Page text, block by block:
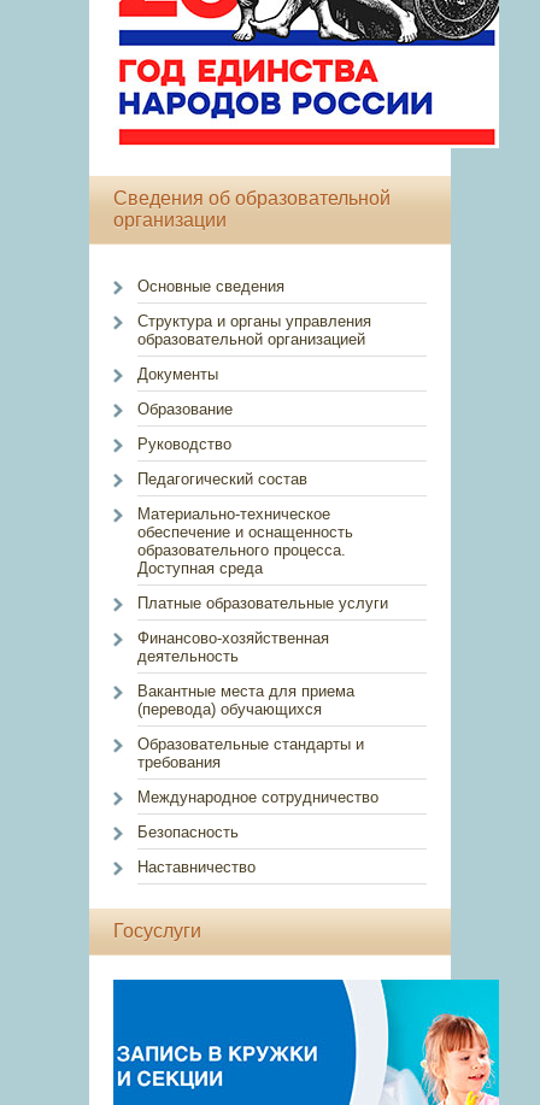
Сведения об образовательной
организации
Основные сведения
Структура и органы управления
образовательной организацией
Документы
Образование
Руководство
Педагогический состав
Материально-техническое
обеспечение и оснащенность
образовательного процесса.
Доступная среда
Платные образовательные услуги
Финансово-хозяйственная
деятельность
Вакантные места для приема
(перевода) обучающихся
Образовательные стандарты и
требования
Международное сотрудничество
Безопасность
Наставничество
Госуслуги